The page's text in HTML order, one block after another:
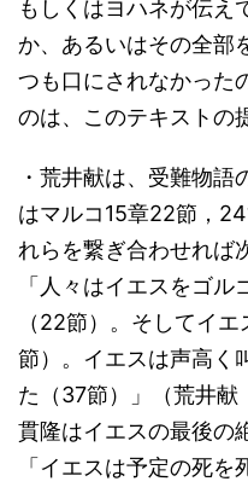
もしくはヨハネが伝え
か、あるいはその全部
つも口にされなかった
のは、このテキストの
・荒井献は、受難物
はマルコ15章22節，
れらを繋ぎ合わせれば
「人々はイエスをゴ
（22節）。そしてイ
節）。イエスは声高く
た（37節）」（荒井献
貫隆はイエスの最後の
「イエスは予定の死